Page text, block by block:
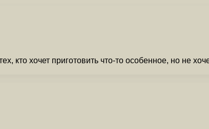
кто хочет приготовить что-то особенное, но не